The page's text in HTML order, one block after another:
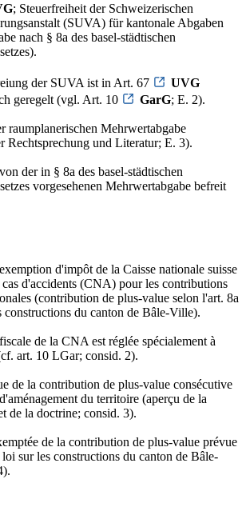
; Steuerfreiheit der Schweizerischen
(SUVA) für kantonale Abgaben
nach § 8a des basel-städtischen
der SUVA ist in Art. 67
UVG
geregelt (vgl. Art. 10
GarG; E. 2).
raumplanerischen Mehrwertabgabe
Rechtsprechung und Literatur; E. 3).
der in § 8a des basel-städtischen
vorgesehenen Mehrwertabgabe befreit
d'impôt de la Caisse nationale suisse
cas d'accidents (CNA) pour les contributions
(contribution de plus-value selon l'art. 8a
constructions du canton de Bâle-Ville).
de la CNA est réglée spécialement à
art. 10 LGar; consid. 2).
de la contribution de plus-value consécutive
du territoire (aperçu de la
de la doctrine; consid. 3).
de la contribution de plus-value prévue
sur les constructions du canton de Bâle-